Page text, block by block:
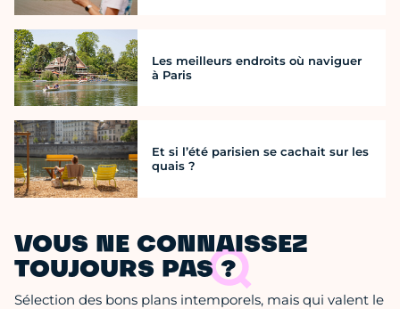
Les meilleurs endroits où naviguer
à Paris
Et si l’été parisien se cachait sur les
quais ?
VOUS NE CONNAISSEZ
TOUJOURS PAS ?
Sélection des bons plans intemporels, mais qui valent le